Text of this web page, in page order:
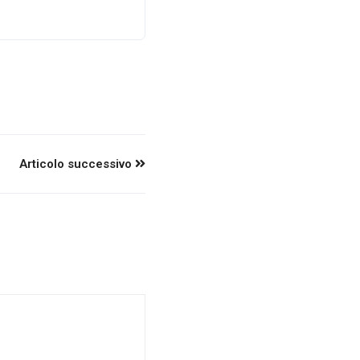
Articolo successivo